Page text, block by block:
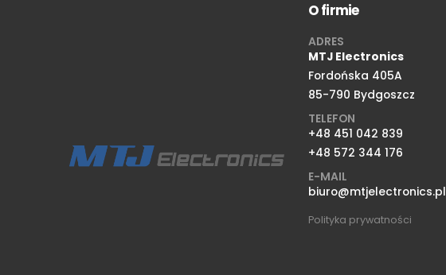
O firmie
ADRES
MTJ Electronics
Fordońska 405A
85-790 Bydgoszcz
TELEFON
+48 451 042 839
+48 572 344 176
E-MAIL
biuro@mtjelectronics.pl
Polityka prywatności